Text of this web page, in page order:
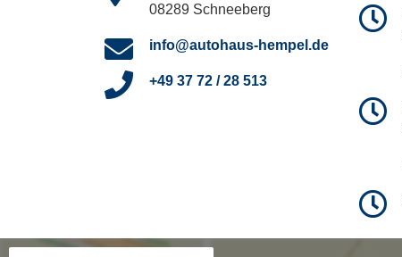
08289 Schneeberg
info@autohaus-hempel.de
+49 37 72 / 28 513